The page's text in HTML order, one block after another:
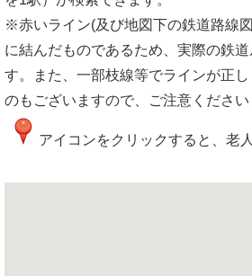
※赤いライン(及び地図下の鉄道路線
に結んだものであるため、実際の鉄
す。また、一部枝線等でラインが正
のもございますので、ご注意ください
アイコンをクリックすると、老